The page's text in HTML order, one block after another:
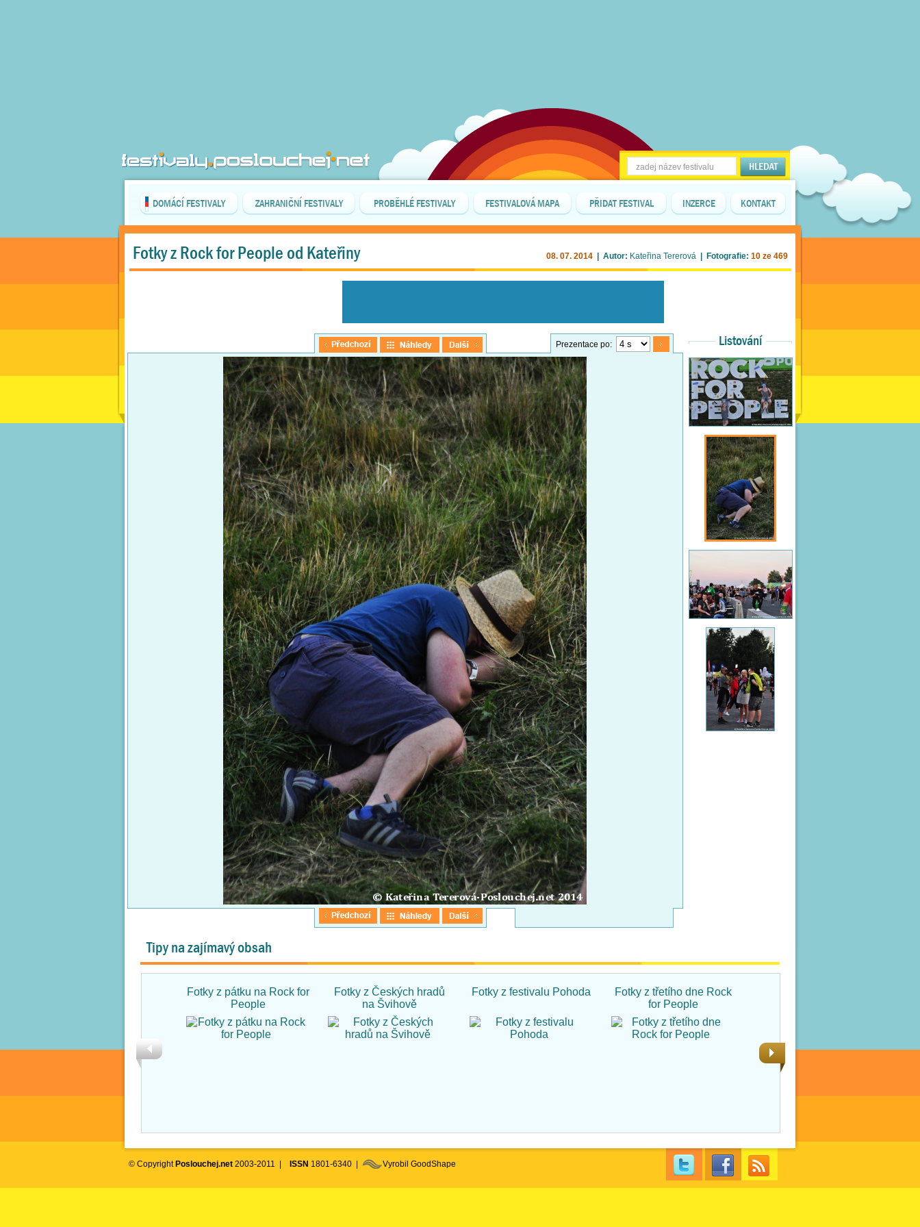
DOMÁCÍ FESTIVALY ZAHRANIČNÍ FESTIVALY PROBĚHLÉ FESTIVALY FESTIVALOVÁ MAPA PŘIDAT FESTIVAL INZERCE KONTAKT
Fotky z Rock for People od Kateřiny 08. 07. 2014 | Autor: Kateřina Tererová | Fotografie: 10 ze 469
Prezentace po: Listování
Tipy na zajímavý obsah
Fotky z pátku na Rock for
People
Fotky z Českých hradů
na Švihově
Fotky z festivalu Pohoda
Fotky z třetího dne Rock
for People
© Copyright Poslouchej.net 2003-2011 | ISSN 1801-6340 | Vyrobil GoodShape